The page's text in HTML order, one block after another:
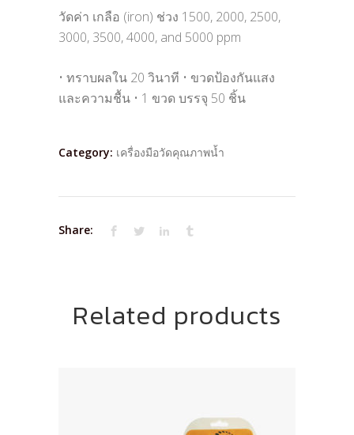
วัดค่า เกลือ (iron) ช่วง 1500, 2000, 2500,
3000, 3500, 4000, and 5000 ppm
• ทราบผลใน 20 วินาที • ขวดป้องกันแสง
และความชื้น • 1 ขวด บรรจุ 50 ชิ้น
Category: เครื่องมือวัดคุณภาพน้ำ
Share:
Related products